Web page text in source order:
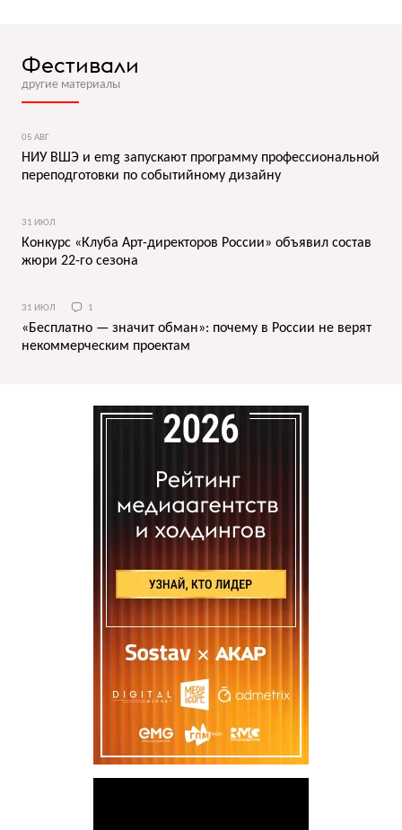
Фестивали
другие материалы
05 АВГ
НИУ ВШЭ и emg запускают программу профессиональной
переподготовки по событийному дизайну
31 ИЮЛ
Конкурс «Клуба Арт-директоров России» объявил состав
жюри 22-го сезона
31 ИЮЛ 1
«Бесплатно — значит обман»: почему в России не верят
некоммерческим проектам